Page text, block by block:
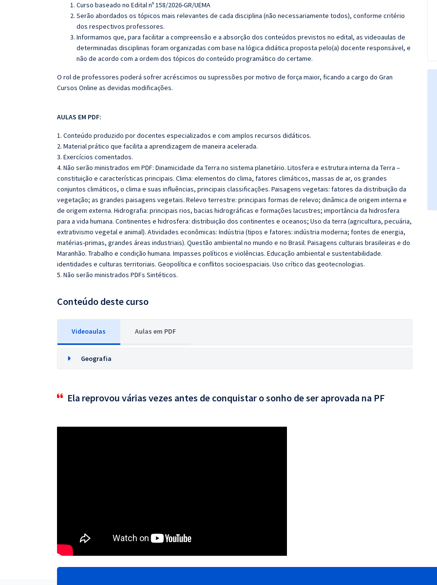
Curso baseado no Edital nº 158/2026-GR/UEMA
Serão abordados os tópicos mais relevantes de cada disciplina (não necessariamente todos), conforme critério
dos respectivos professores.
Informamos que, para facilitar a compreensão e a absorção dos conteúdos previstos no edital, as videoaulas de
determinadas disciplinas foram organizadas com base na lógica didática proposta pelo(a) docente responsável, e
não de acordo com a ordem dos tópicos do conteúdo programático do certame.
O rol de professores poderá sofrer acréscimos ou supressões por motivo de força maior, ficando a cargo do Gran
Cursos Online as devidas modificações.
AULAS EM PDF:
1. Conteúdo produzido por docentes especializados e com amplos recursos didáticos.
2. Material prático que facilita a aprendizagem de maneira acelerada.
3. Exercícios comentados.
4. Não serão ministrados em PDF: Dinamicidade da Terra no sistema planetário. Litosfera e estrutura interna da Terra –
constituição e características principais. Clima: elementos do clima, fatores climáticos, massas de ar, os grandes
conjuntos climáticos, o clima e suas influências, principais classificações. Paisagens vegetais: fatores da distribuição da
vegetação; as grandes paisagens vegetais. Relevo terrestre: principais formas de relevo; dinâmica de origem interna e
de origem externa. Hidrografia: principais rios, bacias hidrográficas e formações lacustres; importância da hidrosfera
para a vida humana. Continentes e hidrosfera: distribuição dos continentes e oceanos; Uso da terra (agricultura, pecuária,
extrativismo vegetal e animal). Atividades econômicas: Indústria (tipos e fatores: indústria moderna; fontes de energia,
matérias-primas, grandes áreas industriais). Questão ambiental no mundo e no Brasil. Paisagens culturais brasileiras e do
Maranhão. Trabalho e condição humana. Impasses políticos e violências. Educação ambiental e sustentabilidade.
identidades e culturas territoriais. Geopolítica e conflitos socioespaciais. Uso crítico das geotecnologias.
5. Não serão ministrados PDFs Sintéticos.
Conteúdo deste curso
Videoaulas Aulas em PDF
Geografia
Ela reprovou várias vezes antes de conquistar o sonho de ser aprovada na PF